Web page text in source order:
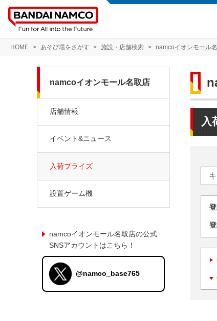
HOME あそび場をさがす 施設・店舗検索 namcoイオンモール
入
namcoイオンモール名取店
店舗情報
イベント&ニュース
入荷プライズ
設置ゲーム機
namcoイオンモール名取店の公式
SNSアカウントはこちら！
@namco_base765